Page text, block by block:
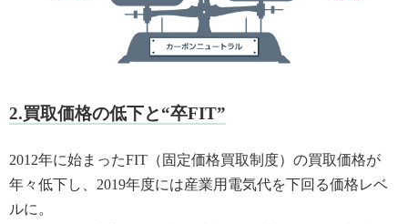
2.買取価格の低下と“卒FIT”
2012年に始まったFIT（固定価格買取制度）の買取価格が
年々低下し、2019年度には産業用電気代を下回る価格レベ
ルに。